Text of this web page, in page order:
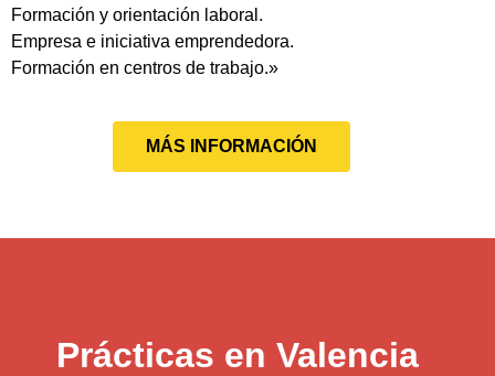
Formación y orientación laboral.
Empresa e iniciativa emprendedora.
Formación en centros de trabajo.»
MÁS INFORMACIÓN
Prácticas en Valencia